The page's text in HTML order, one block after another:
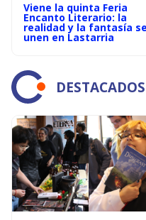
Viene la quinta Feria
Encanto Literario: la
realidad y la fantasía se
unen en Lastarria
DESTACADOS